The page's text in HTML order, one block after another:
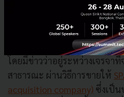
Citigroup, Disney และ
สำหรับดีลของ Lucid กับรัฐบ
ติดตามตรงที่ Lucid เองพยา
โดยมีข่าวว่าอยู่ระหว่างเจรจา
สาธารณะ ผ่านวิธีการขายให้
acquisition company) ซึ่งเป็